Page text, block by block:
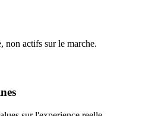
non actifs sur le marche.